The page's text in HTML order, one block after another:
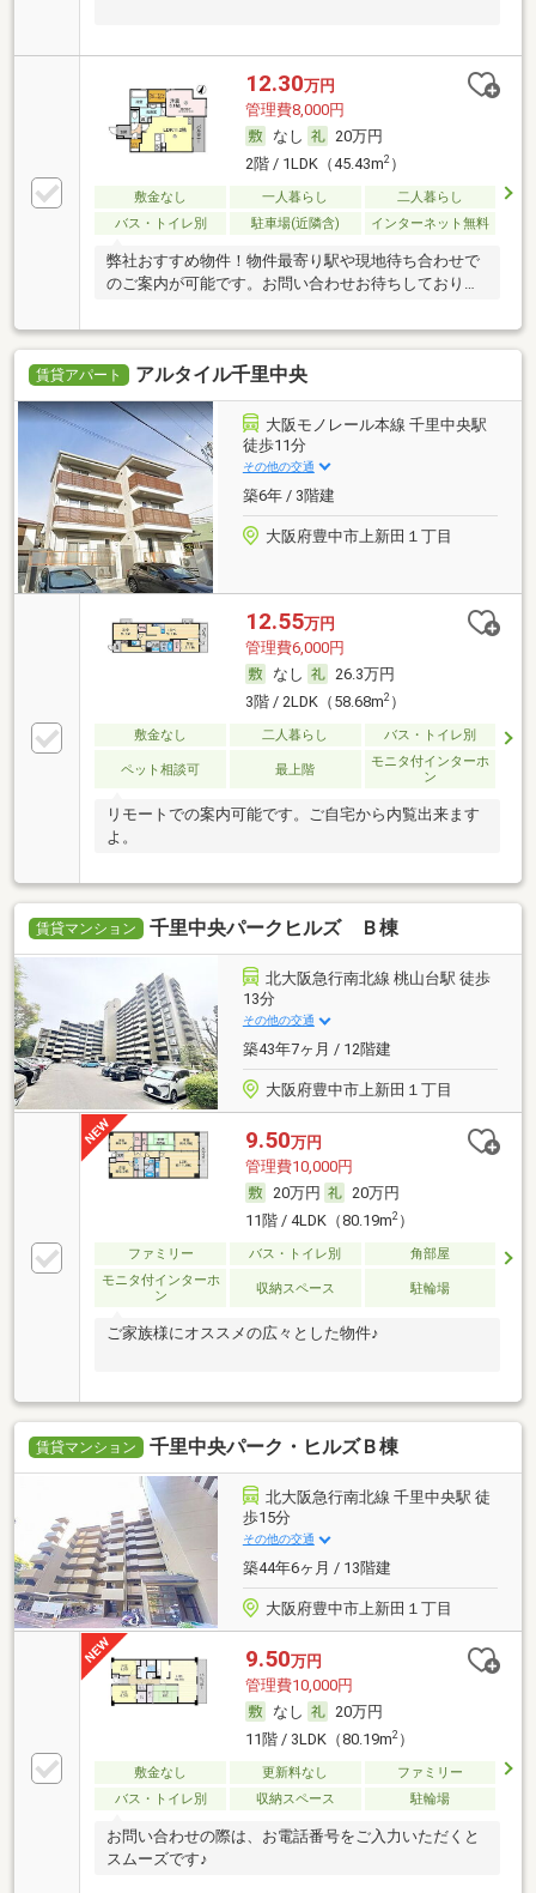
12.30万円
管理費8,000円
なし
20万円
2階 / 1LDK（45.43m2）
敷金なし 一人暮らし
二人暮らし
バス・トイレ別
駐車場(近隣含) インターネット無料
弊社おすすめ物件！物件最寄り駅や現地待ち合わせで
のご案内が可能です。お問い合わせお待ちしておりま
賃貸アパート アルタイル千里中央
大阪モノレール本線 千里中央駅
徒歩11分
その他の交通
築6年 / 3階建
大阪府豊中市上新田１丁目
12.55万円
管理費6,000円
なし
26.3万円
3階 / 2LDK（58.68m2）
敷金なし 二人暮らし バス・トイレ別
ペット相談可 最上階
モニタ付インターホ
ン
リモートでの案内可能です。ご自宅から内覧出来ます
よ。
賃貸マンション 千里中央パークヒルズ Ｂ棟
北大阪急行南北線 桃山台駅 徒歩
13分
その他の交通
築43年7ヶ月 / 12階建
大阪府豊中市上新田１丁目
9.50万円
管理費10,000円
20万円
20万円
11階 / 4LDK（80.19m2）
ファミリー バス・トイレ別
角部屋
モニタ付インターホ
ン
収納スペース 駐輪場
ご家族様にオススメの広々とした物件♪
賃貸マンション 千里中央パーク・ヒルズＢ棟
北大阪急行南北線 千里中央駅 徒
歩15分
その他の交通
築44年6ヶ月 / 13階建
大阪府豊中市上新田１丁目
9.50万円
管理費10,000円
なし
20万円
11階 / 3LDK（80.19m2）
敷金なし 更新料なし
ファミリー
バス・トイレ別
収納スペース 駐輪場
お問い合わせの際は、お電話番号をご入力いただくと
スムーズです♪